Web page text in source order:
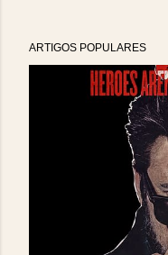
ARTIGOS POPULARES